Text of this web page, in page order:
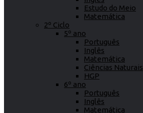
Estudo do Meio
Matemática
2º Ciclo
5º ano
Português
Inglês
Matemática
Ciências Naturais
HGP
6º ano
Português
Inglês
Matemática